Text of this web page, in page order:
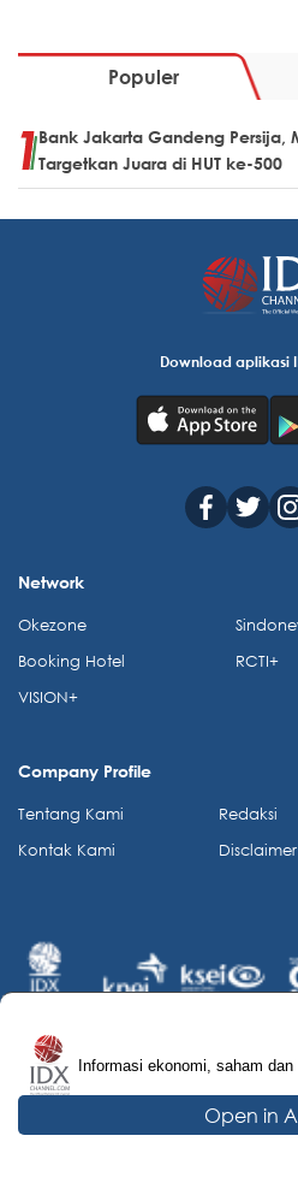
Populer
Bank Jakarta Gandeng Persija,
Targetkan Juara di HUT ke-500
Informasi ekonomi, saham
Open in
Download aplikasi
Network
Okezone
Booking Hotel
VISION+
RCTI+
Company Profile
Tentang Kami
Kontak Kami
Redaksi
Disclaimer
© 2026 IDX Channel. All